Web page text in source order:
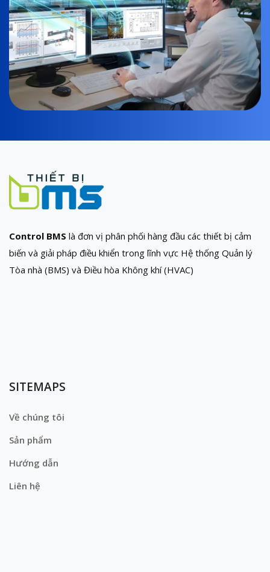
Control BMS là đơn vị phân phối hàng đầu các thiết bị cảm
biến và giải pháp điều khiển trong lĩnh vực Hệ thống Quản lý
Tòa nhà (BMS) và Điều hòa Không khí (HVAC)
SITEMAPS
Về chúng tôi
Sản phẩm
Hướng dẫn
Liên hệ